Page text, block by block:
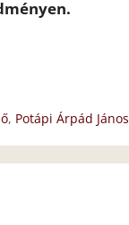
, Potápi Árpád János